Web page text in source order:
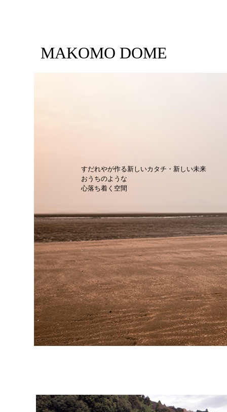
MAKOMO DOME
すだれやが作る新しいカタチ・新しい未来
おうちのような
心落ち着く空間